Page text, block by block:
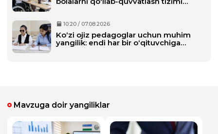
10:20 / 07.08.2026
Ko‘zi ojiz pedagoglar uchun muhim
yangilik: endi har bir o‘qituvchiga
Mavzuga doir yangiliklar